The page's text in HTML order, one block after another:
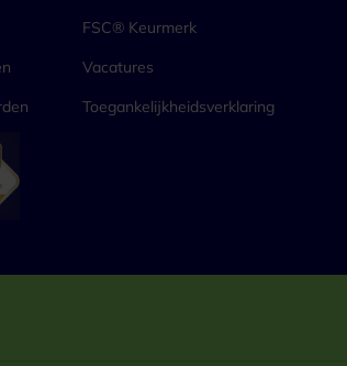
FSC® Keurmerk
Vacatures
Toegankelijkheidsverklaring